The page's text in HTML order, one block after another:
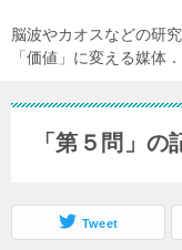
脳波やカオスなどの研
「価値」に変える媒体．
「第５問」の
Tweet